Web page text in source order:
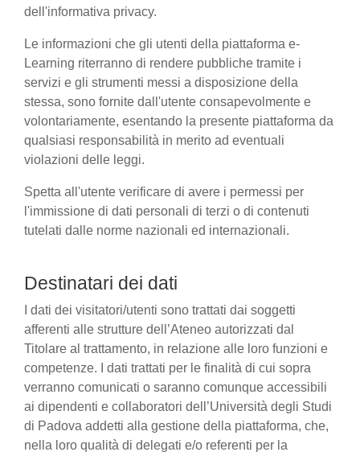
dell'informativa privacy.
Le informazioni che gli utenti della piattaforma e-
Learning riterranno di rendere pubbliche tramite i
servizi e gli strumenti messi a disposizione della
stessa, sono fornite dall'utente consapevolmente e
volontariamente, esentando la presente piattaforma da
qualsiasi responsabilità in merito ad eventuali
violazioni delle leggi.
Spetta all'utente verificare di avere i permessi per
l'immissione di dati personali di terzi o di contenuti
tutelati dalle norme nazionali ed internazionali.
Destinatari dei dati
I dati dei visitatori/utenti sono trattati dai soggetti
afferenti alle strutture dell’Ateneo autorizzati dal
Titolare al trattamento, in relazione alle loro funzioni e
competenze. I dati trattati per le finalità di cui sopra
verranno comunicati o saranno comunque accessibili
ai dipendenti e collaboratori dell’Università degli Studi
di Padova addetti alla gestione della piattaforma, che,
nella loro qualità di delegati e/o referenti per la